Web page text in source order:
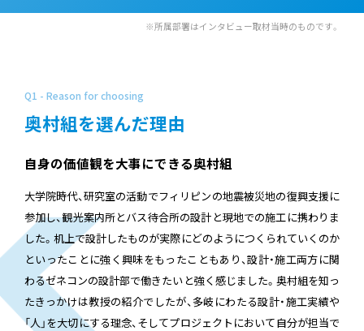
※所属部署はインタビュー取材当時のものです。
Q1 - Reason for choosing
奥村組を選んだ理由
自身の価値観を大事にできる奥村組
大学院時代、研究室の活動でフィリピンの地震被災地の復興支援に
参加し、観光案内所とバス待合所の設計と現地での施工に携わりま
した。机上で設計したものが実際にどのようにつくられていくのか
といったことに強く興味をもったこともあり、設計・施工両方に関
わるゼネコンの設計部で働きたいと強く感じました。奥村組を知っ
たきっかけは教授の紹介でしたが、多岐にわたる設計・施工実績や
「人」を大切にする理念、そしてプロジェクトにおいて自分が担当で